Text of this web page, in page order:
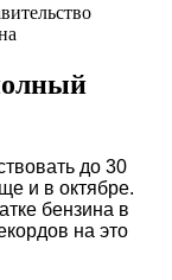
до 30
и в октябре.
бензина в
на это